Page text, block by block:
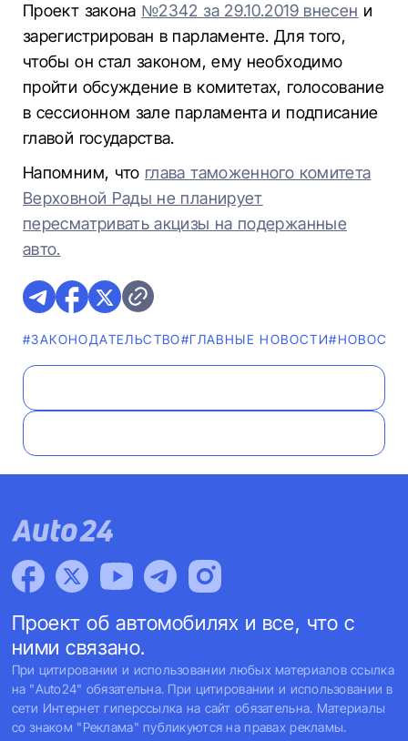
Проект закона №2342 за 29.10.2019 внесен и
зарегистрирован в парламенте. Для того,
чтобы он стал законом, ему необходимо
пройти обсуждение в комитетах, голосование
в сессионном зале парламента и подписание
главой государства.
Напомним, что глава таможенного комитета
Верховной Рады не планирует
пересматривать акцизы на подержанные
авто.
#ЗАКОНОДАТЕЛЬСТВО#ГЛАВНЫЕ НОВОСТИ#НОВОСТИ
Проект об автомобилях и все, что с
ними связано.
При цитировании и использовании любых материалов ссылка
на "Auto24" обязательна. При цитировании и использовании в
сети Интернет гиперссылка на сайт обязательна. Материалы
со знаком "Реклама" публикуются на правах рекламы.